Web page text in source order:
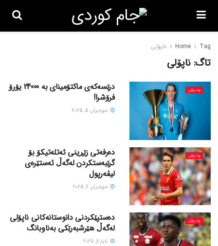
Home Tag ناپۆلی
تاگ: ناپۆلی
وەرزش
درێسەکەی ماکتۆمینای بە 24000 یۆرۆ
فرۆشرا!
حوزه‌یران 5, 2025
وەرزش
دەرفەتی زێڕینی ئەتلەتیکۆ بۆ
گرێبەستکردن لەگەڵ ئەستێرەی
لیڤەرپول
حوزه‌یران 2, 2025
وەرزش
دەستپێکردنی دانوستانەکانی ناپۆلی
لەگەڵ هێرشبەرێکی بەناوبانگ
ئایار 11, 2025